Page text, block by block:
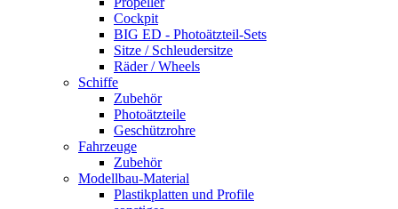
Cockpit
BIG ED - Photoätzteil-Sets
Sitze / Schleudersitze
Räder / Wheels
Schiffe
Zubehör
Photoätzteile
Geschützrohre
Fahrzeuge
Zubehör
Modellbau-Material
Plastikplatten und Profile